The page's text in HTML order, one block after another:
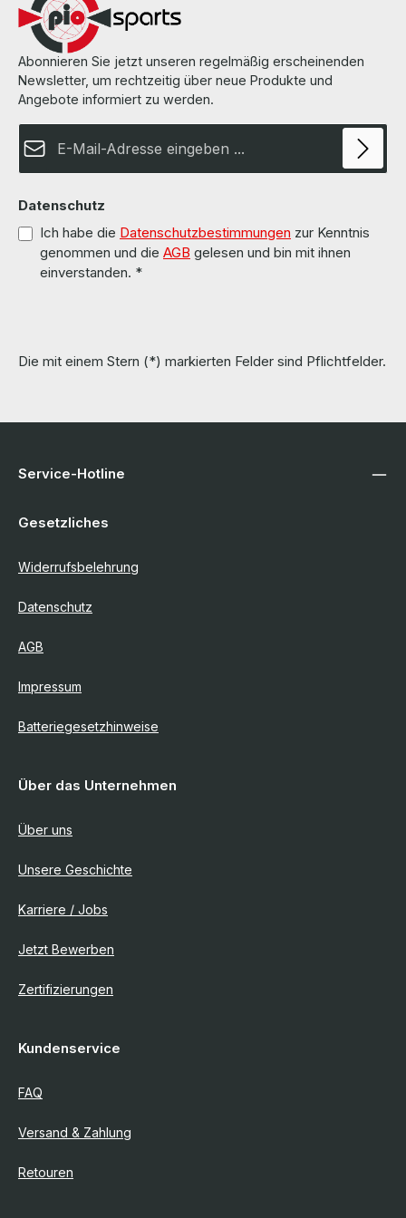
Abonnieren Sie jetzt unseren regelmäßig erscheinenden
Newsletter, um rechtzeitig über neue Produkte und
Angebote informiert zu werden.
Datenschutz
Ich habe die Datenschutzbestimmungen zur Kenntnis
genommen und die AGB gelesen und bin mit ihnen
einverstanden. *
Die mit einem Stern (*) markierten Felder sind Pflichtfelder.
Service-Hotline
Gesetzliches
Widerrufsbelehrung
Datenschutz
AGB
Impressum
Batteriegesetzhinweise
Über das Unternehmen
Über uns
Unsere Geschichte
Karriere / Jobs
Jetzt Bewerben
Zertifizierungen
Kundenservice
FAQ
Versand & Zahlung
Retouren